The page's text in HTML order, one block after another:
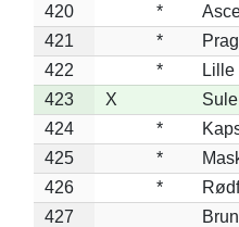
420
*
421
*
422
*
423
X
424
*
425
*
426
*
427